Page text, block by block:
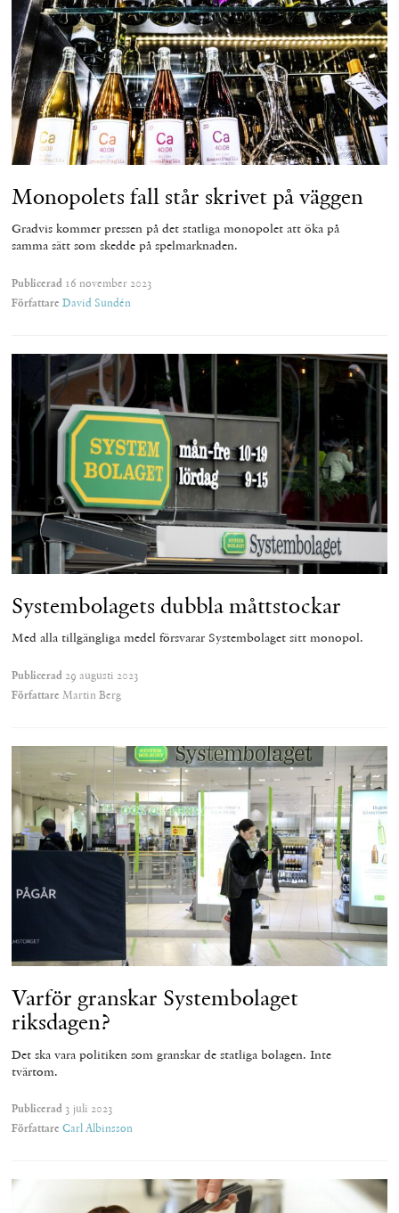
Monopolets fall står skrivet på väggen
Gradvis kommer pressen på det statliga monopolet att öka på
samma sätt som skedde på spelmarknaden.
Publicerad 16 november 2023
Författare David Sundén
Systembolagets dubbla måttstockar
Med alla tillgängliga medel försvarar Systembolaget sitt monopol.
Publicerad 29 augusti 2023
Författare Martin Berg
Varför granskar Systembolaget
riksdagen?
Det ska vara politiken som granskar de statliga bolagen. Inte
tvärtom.
Publicerad 3 juli 2023
Författare Carl Albinsson